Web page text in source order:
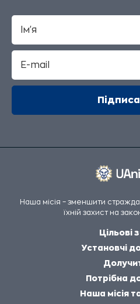
Наша місія – зменшити
їхній захист на
Цільові
Установчі
Потрібна
Наша місія